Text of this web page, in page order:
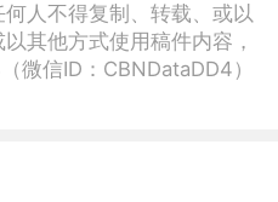
人不得复制、转载、或以
其他方式使用稿件内容，
微信ID：CBNDataDD4）